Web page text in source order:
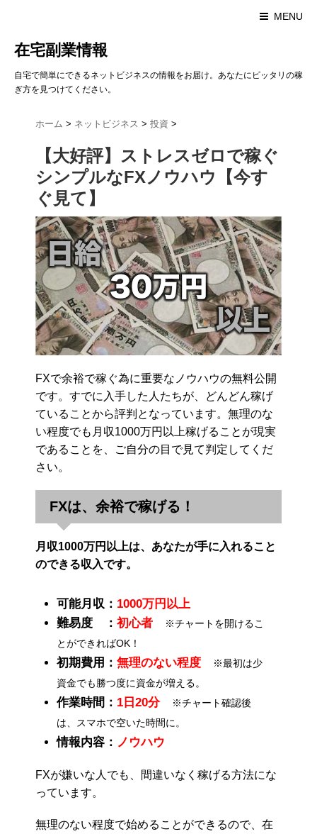
MENU
在宅副業情報
自宅で簡単にできるネットビジネスの情報をお届け。あなたにピッタリの稼
ぎ方を見つけてください。
ホーム > ネットビジネス > 投資 >
【大好評】ストレスゼロで稼ぐ
シンプルなFXノウハウ【今す
ぐ見て】
FXで余裕で稼ぐ為に重要なノウハウの無料公開
です。すでに入手した人たちが、どんどん稼げ
ていることから評判となっています。無理のな
い程度でも月収1000万円以上稼げることが現実
であることを、ご自分の目で見て判定してくだ
さい。
FXは、余裕で稼げる！
月収1000万円以上は、あなたが手に入れること
のできる収入です。
可能月収： 1000万円以上
難易度 ： 初心者
※チャートを開けるこ
とができればOK！
初期費用： 無理のない程度
※最初は少
資金でも勝つ度に資金が増える。
作業時間： 1日20分
※チャート確認後
は、スマホで空いた時間に。
情報内容： ノウハウ
FXが嫌いな人でも、間違いなく稼げる方法にな
っています。
無理のない程度で始めることができるので、在